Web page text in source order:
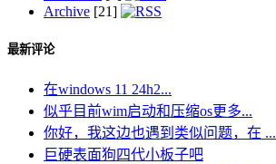
Archive [21]
最新评论
在windows 11 24h2...
似乎目前wim启动和压缩os更多...
你好，我这边也遇到类似问题，在 ...
巨硬表面狗四代小板子吧